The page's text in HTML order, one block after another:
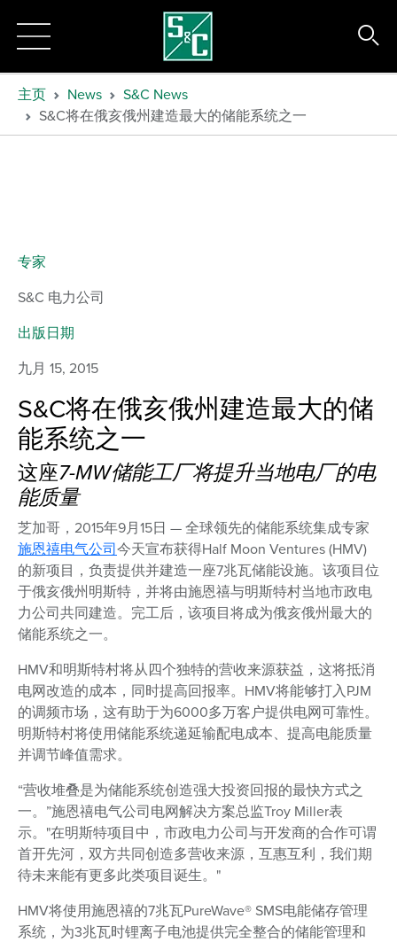
主页 News
S&C News
S&C将在俄亥俄州建造最大的储能系统之一
S&C将在俄亥俄州建造最大的储
能系统之一
这座7-MW储能工厂将提升当地电厂的电
能质量
芝加哥，2015年9月15日 — 全球领先的储能系统集成专家
施恩禧电气公司今天宣布获得Half Moon Ventures (HMV)
的新项目，负责提供并建造一座7兆瓦储能设施。该项目位
于俄亥俄州明斯特，并将由施恩禧与明斯特村当地市政电
力公司共同建造。完工后，该项目将成为俄亥俄州最大的
储能系统之一。
HMV和明斯特村将从四个独特的营收来源获益，这将抵消
电网改造的成本，同时提高回报率。HMV将能够打入PJM
的调频市场，这有助于为6000多万客户提供电网可靠性。
明斯特村将使用储能系统递延输配电成本、提高电能质量
并调节峰值需求。
“营收堆叠是为储能系统创造强大投资回报的最快方式之
一。”施恩禧电气公司电网解决方案总监Troy Miller表
示。"在明斯特项目中，市政电力公司与开发商的合作可谓
首开先河，双方共同创造多营收来源，互惠互利，我们期
待未来能有更多此类项目诞生。"
HMV将使用施恩禧的7兆瓦PureWave® SMS电能储存管理
系统，为3兆瓦时锂离子电池提供完全整合的储能管理和
专家
S&C 电力公司
出版日期
九月 15, 2015